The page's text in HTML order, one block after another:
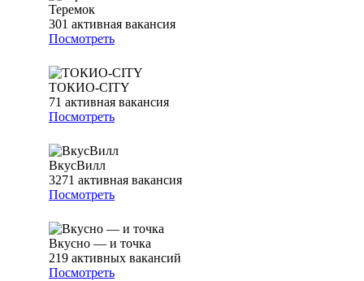
Теремок
301 активная вакансия
Посмотреть
ТОКИО-CITY
71 активная вакансия
Посмотреть
ВкусВилл
3271 активная вакансия
Посмотреть
Вкусно — и точка
219 активных вакансий
Посмотреть